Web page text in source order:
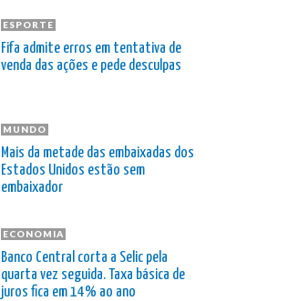
ESPORTE
Fifa admite erros em tentativa de
venda das ações e pede desculpas
MUNDO
Mais da metade das embaixadas dos
Estados Unidos estão sem
embaixador
ECONOMIA
Banco Central corta a Selic pela
quarta vez seguida. Taxa básica de
juros fica em 14% ao ano